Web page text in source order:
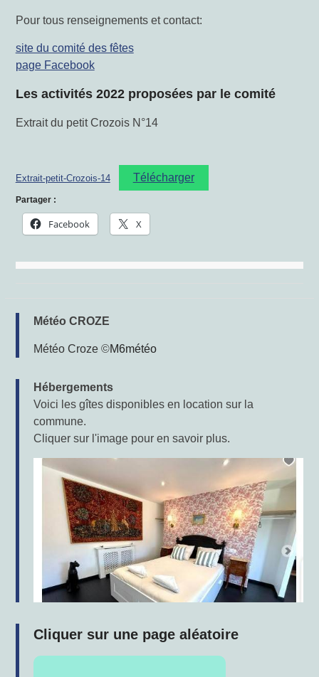
Pour tous renseignements et contact:
site du comité des fêtes
page Facebook
Les activités 2022 proposées par le comité
Extrait du petit Crozois N°14
Extrait-petit-Crozois-14 Télécharger
Partager :
Facebook X
Météo CROZE
Météo Croze©M6météo
Hébergements
Voici les gîtes disponibles en location sur la
commune.
Cliquer sur l'image pour en savoir plus.
Cliquer sur une page aléatoire